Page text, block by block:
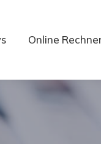
Online